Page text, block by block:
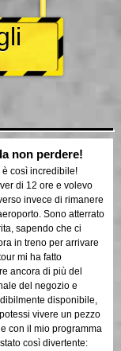
non perdere!
così incredibile!
di 12 ore e volevo
invece di rimanere
Sono atterrato
sapendo che ci
in treno per arrivare
mi ha fatto
ancora di più del
del negozio e
disponibile,
vivere un pezzo
con il mio programma
così divertente: